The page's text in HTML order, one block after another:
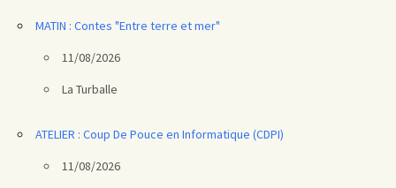
MATIN : Contes "Entre terre et mer"
11/08/2026
La Turballe
ATELIER : Coup De Pouce en Informatique (CDPI)
11/08/2026